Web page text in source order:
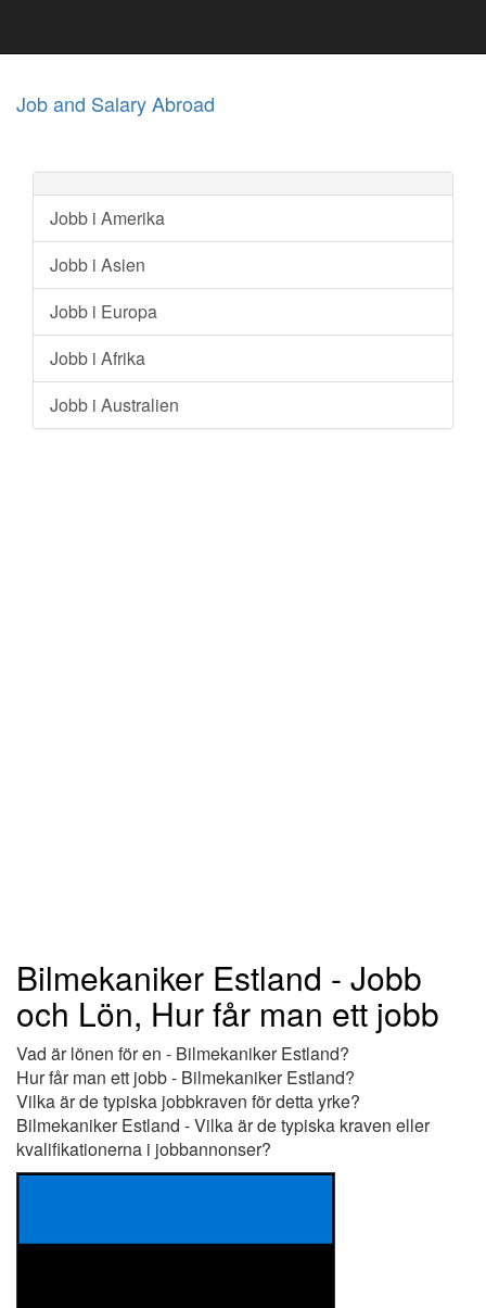
Job and Salary Abroad
Jobb i Amerika
Jobb i Asien
Jobb i Europa
Jobb i Afrika
Jobb i Australien
Bilmekaniker Estland - Jobb
och Lön, Hur får man ett jobb
Vad är lönen för en - Bilmekaniker Estland?
Hur får man ett jobb - Bilmekaniker Estland?
Vilka är de typiska jobbkraven för detta yrke?
Bilmekaniker Estland - Vilka är de typiska kraven eller
kvalifikationerna i jobbannonser?